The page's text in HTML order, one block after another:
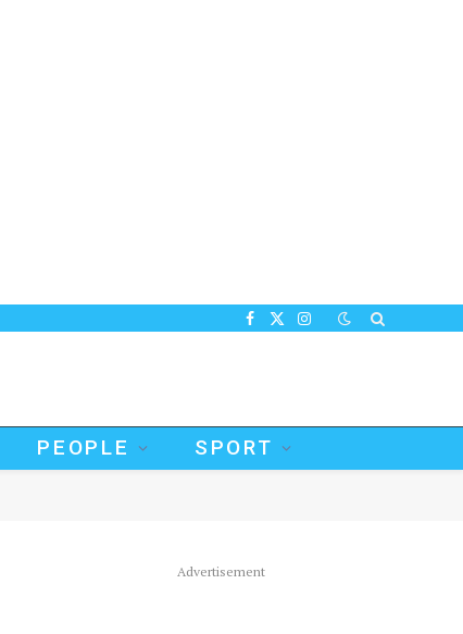
Facebook
X
Instagram
PEOPLE SPORT
Advertisement